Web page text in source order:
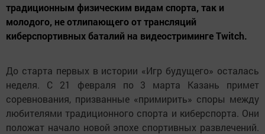
традиционным физическим видам спорта, так и
молодого, не отлипающего от трансляций
киберспортивных баталий на видеостриминге Twitch.
До старта первых в истории «Игр будущего» осталась
неделя. С 21 февраля по 3 марта Казань примет
соревнования, призванные «примирить» споры между
любителями традиционного спорта и киберспорта. Они
положат начало новой эпохе спортивных развлечений.